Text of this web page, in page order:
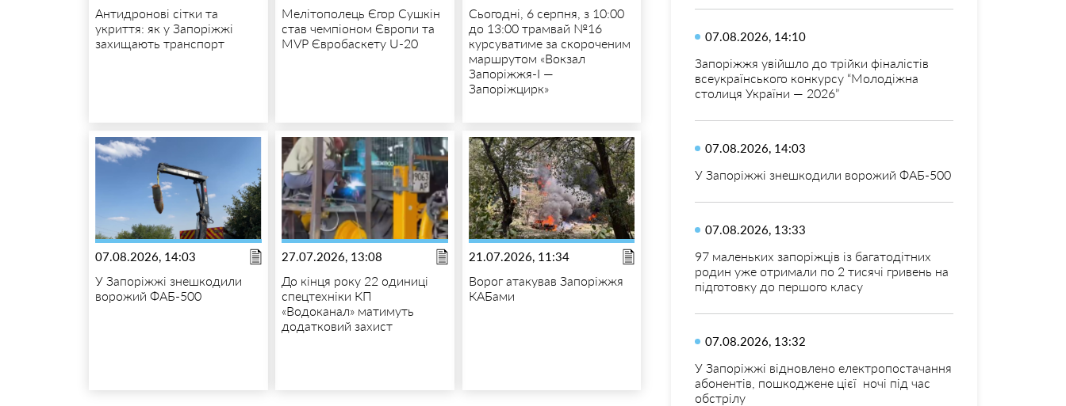
Антидронові сітки та
укриття: як у Запоріжжі
захищають транспорт
Мелітополець Єгор Сушкін
став чемпіоном Європи та
MVP Євробаскету U-20
Сьогодні, 6 серпня, з 10:00
до 13:00 трамвай №16
курсуватиме за скороченим
маршрутом «Вокзал
Запоріжжя-I —
Запоріжцирк»
07.08.2026, 14:03
У Запоріжжі знешкодили
ворожий ФАБ-500
27.07.2026, 13:08
До кінця року 22 одиниці
спецтехніки КП
«Водоканал» матимуть
додатковий захист
21.07.2026, 11:34
Ворог атакував Запоріжжя
КАБами
07.08.2026, 14:10
Запоріжжя увійшло до трійки фіналістів
всеукраїнського конкурсу “Молодіжна
столиця України — 2026”
07.08.2026, 14:03
У Запоріжжі знешкодили ворожий ФАБ-500
07.08.2026, 13:33
97 маленьких запоріжців із багатодітних
родин уже отримали по 2 тисячі гривень на
підготовку до першого класу
07.08.2026, 13:32
У Запоріжжі відновлено електропостачання
абонентів, пошкоджене цієї ночі під час
обстрілу